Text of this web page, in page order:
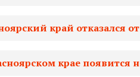
край отказался
крае появится